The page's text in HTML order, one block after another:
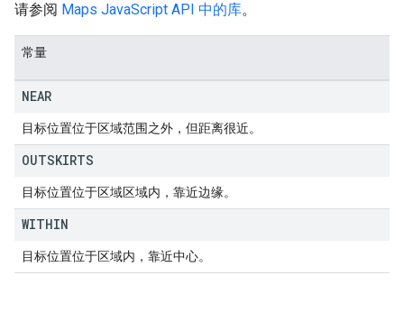
请参阅 Maps JavaScript API 中的库。
常量
NEAR
目标位置位于区域范围之外，但距离很近。
OUTSKIRTS
目标位置位于区域区域内，靠近边缘。
WITHIN
目标位置位于区域内，靠近中心。